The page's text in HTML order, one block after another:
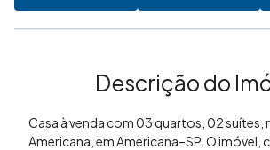
Descrição do
Casa à venda com 03 quartos, 02 suítes,
Americana, em Americana–SP. O imóvel,